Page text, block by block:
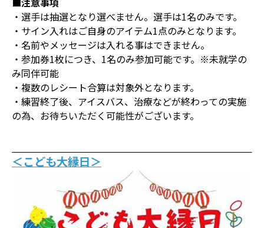
・選手は抽選となり選べません。選手は1名のみです。
・サイン入れはご自身のアイテム1点のみとなります。
・名前やメッセージは入れる事はできません。
・参加券1枚につき、1名のみ参加可能です。※未就学の
み同伴可能
・複数のレシート合算は対象外となります。
・練習終了後、アイスバス、治療などが終わっての実施
の為、お待ちいただく可能性がございます。
＜こども大縁日＞